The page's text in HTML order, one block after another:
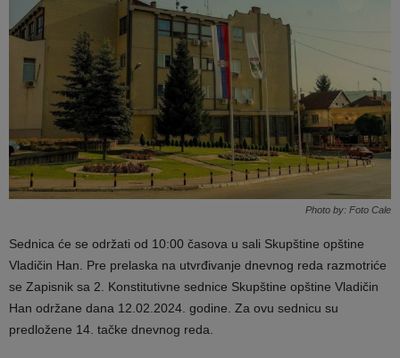
Photo by: Foto Cale
Sednica će se održati od 10:00 časova u sali Skupštine opštine
Vladičin Han. Pre prelaska na utvrđivanje dnevnog reda razmotriće
se Zapisnik sa 2. Konstitutivne sednice Skupštine opštine Vladičin
Han održane dana 12.02.2024. godine. Za ovu sednicu su
predložene 14. tačke dnevnog reda.